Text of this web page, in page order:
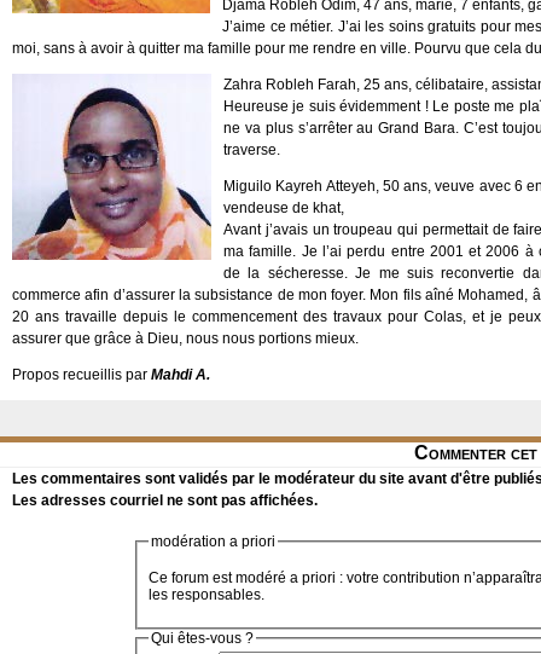
Djama Robleh Odim, 47 ans, marié, 7 enfants,
J’aime ce métier. J’ai les soins gratuits pour
moi, sans à avoir à quitter ma famille pour me rendre en ville. Pourvu que cela
Zahra Robleh Farah, 25 ans, célibataire,
Heureuse je suis évidemment ! Le poste me
ne va plus s’arrêter au Grand Bara. C’est
traverse.
Miguilo Kayreh Atteyeh, 50 ans, veuve avec 6
vendeuse de khat,
Avant j’avais un troupeau qui permettait de
ma famille. Je l’ai perdu entre 2001 et 2006 à
de la sécheresse. Je me suis reconvertie
commerce afin d’assurer la subsistance de mon foyer. Mon fils aîné Mohamed,
20 ans travaille depuis le commencement des travaux pour Colas, et je
assurer que grâce à Dieu, nous nous portions mieux.
Propos recueillis par Mahdi A.
Commenter
Les commentaires sont validés par le modérateur du site avant d'être
Les adresses courriel ne sont pas affichées.
modération a priori
Ce forum est modéré a priori : votre contribution
les responsables.
Qui êtes-vous ?